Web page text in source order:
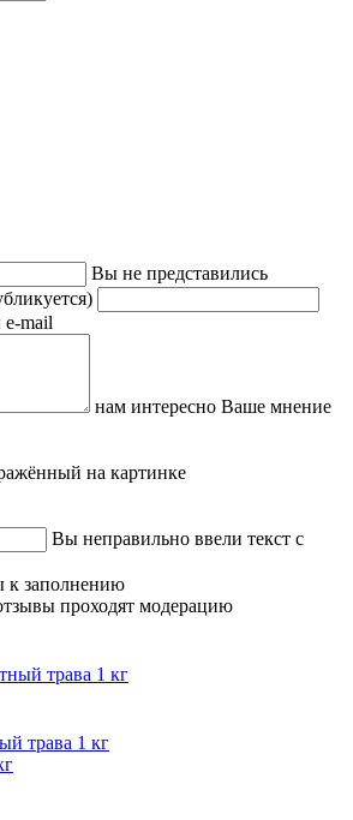
Вы не представились
e-mail
нам интересно Ваше мнение
на картинке
Вы неправильно ввели текст с
к заполнению
проходят модерацию
трава 1 кг